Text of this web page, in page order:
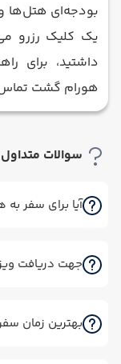
بودجه‌ای هتل‌ها و
یک کلیک رزرو
داشتید، برای
هورام گشت تماس
سوالات متداول
آیا برای سفر به
جهت دریافت
بهترین زمان